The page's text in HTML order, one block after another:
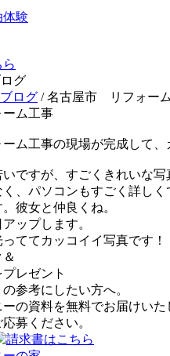
体験
グ
ログ /名古屋市 リフォー
ム工事
ム工事の現場が完成して
ですが、すごくきれいな
、パソコンもすごく詳し
彼女と仲良くね。
ップします。
ててカッコイイ写真です！
レゼント
参考にしたい方へ。
の資料を無料でお届けいた
募ください。